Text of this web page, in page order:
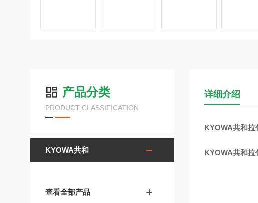
产品分类
PRODUCT CLASSIFICATION
KYOWA共和
查看全部产品
详细介绍
KYOWA共和
KYOWA共和